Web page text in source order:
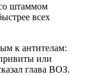
штаммом
всех
к антителам:
или
глава ВОЗ.